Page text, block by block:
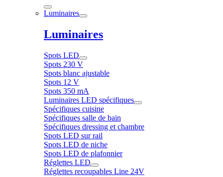
Luminaires
Luminaires
Spots LED
Spots 230 V
Spots blanc ajustable
Spots 12 V
Spots 350 mA
Luminaires LED spécifiques
Spécifiques cuisine
Spécifiques salle de bain
Spécifiques dressing et chambre
Spots LED sur rail
Spots LED de niche
Spots LED de plafonnier
Réglettes LED
Réglettes recoupables Line 24V